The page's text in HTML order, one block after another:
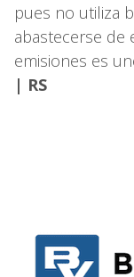
pues no utiliza
abastecerse de
emisiones es
| RS